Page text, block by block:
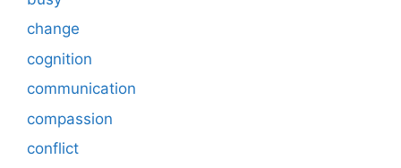
change
cognition
communication
compassion
conflict